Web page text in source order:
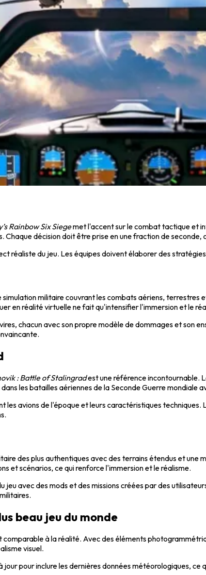
Rainbow Six Siegemet l'accent sur le combat tactique et
Chaque décision doit être prise en une fraction de
réaliste du jeu. Les équipes doivent élaborer des
militaire couvrant les combats aériens, terrestres
en réalité virtuelle ne fait qu'intensifier l'immersion et le
chacun avec son propre modèle de dommages et son
: Battle of Stalingradest une référence incontournable.
les batailles aériennes de la Seconde Guerre mondiale
les avions de l'époque et leurs caractéristiques
des plus authentiques avec des terrains étendus et une
et scénarios, ce qui renforce l'immersion et le réalisme.
avec des mods et des missions créées par des
beau jeu du monde
comparable à la réalité. Avec des éléments
visuel.
pour inclure les dernières données météorologiques,